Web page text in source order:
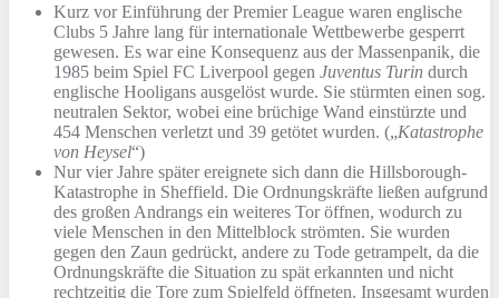
Kurz vor Einführung der Premier League waren englische
Clubs 5 Jahre lang für internationale Wettbewerbe gesperrt
gewesen. Es war eine Konsequenz aus der Massenpanik, die
1985 beim Spiel FC Liverpool gegen Juventus Turin durch
englische Hooligans ausgelöst wurde. Sie stürmten einen sog.
neutralen Sektor, wobei eine brüchige Wand einstürzte und
454 Menschen verletzt und 39 getötet wurden. („Katastrophe
von Heysel“)
Nur vier Jahre später ereignete sich dann die Hillsborough-
Katastrophe in Sheffield. Die Ordnungskräfte ließen aufgrund
des großen Andrangs ein weiteres Tor öffnen, wodurch zu
viele Menschen in den Mittelblock strömten. Sie wurden
gegen den Zaun gedrückt, andere zu Tode getrampelt, da die
Ordnungskräfte die Situation zu spät erkannten und nicht
rechtzeitig die Tore zum Spielfeld öffneten. Insgesamt wurden